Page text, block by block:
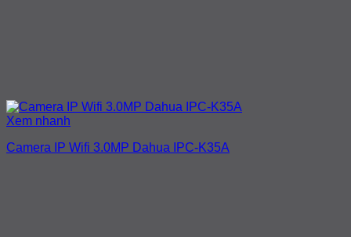
Xem nhanh
Camera IP Wifi 3.0MP Dahua IPC-K35A